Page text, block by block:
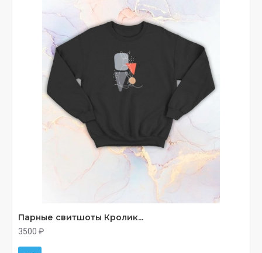
Парные свитшоты Кролик...
3500 ₽